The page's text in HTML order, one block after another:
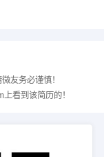
友务必谨慎！
看到该简历的！